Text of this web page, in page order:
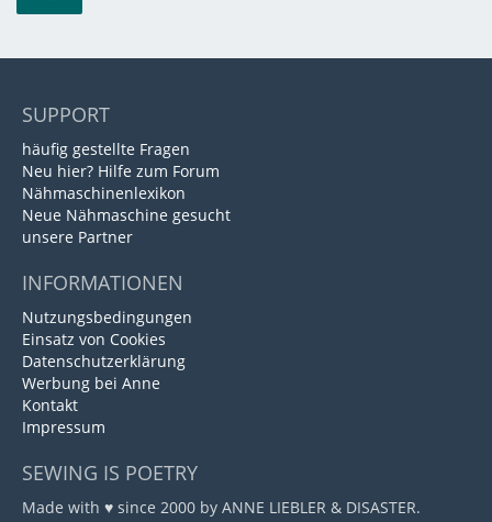
SUPPORT
häufig gestellte Fragen
Neu hier? Hilfe zum Forum
Nähmaschinenlexikon
Neue Nähmaschine gesucht
unsere Partner
INFORMATIONEN
Nutzungsbedingungen
Einsatz von Cookies
Datenschutzerklärung
Werbung bei Anne
Kontakt
Impressum
SEWING IS POETRY
Made with ♥ since 2000 by ANNE LIEBLER & DISASTER.